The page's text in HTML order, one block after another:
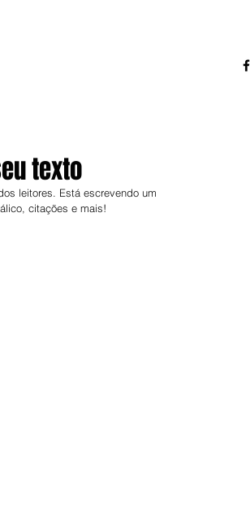
texto
leitores. Está escrevendo um
citações e mais!